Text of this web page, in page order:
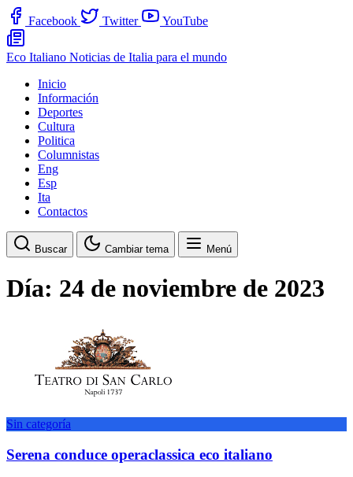
Facebook Twitter YouTube
Eco Italiano Noticias de Italia para el mundo
Inicio
Información
Deportes
Cultura
Politica
Columnistas
Eng
Esp
Ita
Contactos
Buscar Cambiar tema Menú
Día: 24 de noviembre de 2023
Sin categoría
Serena conduce operaclassica eco italiano